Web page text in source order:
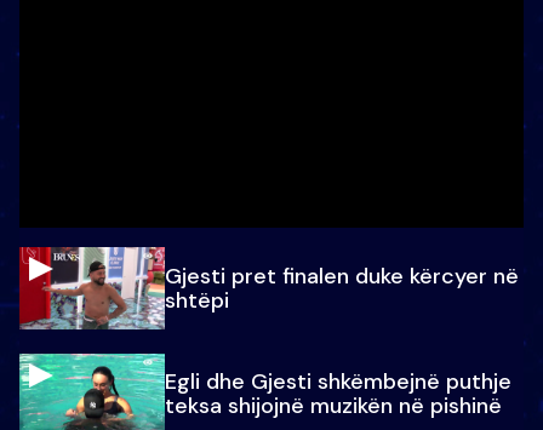
Gjesti pret finalen duke kërcyer në
shtëpi
Egli dhe Gjesti shkëmbejnë puthje
teksa shijojnë muzikën në pishinë